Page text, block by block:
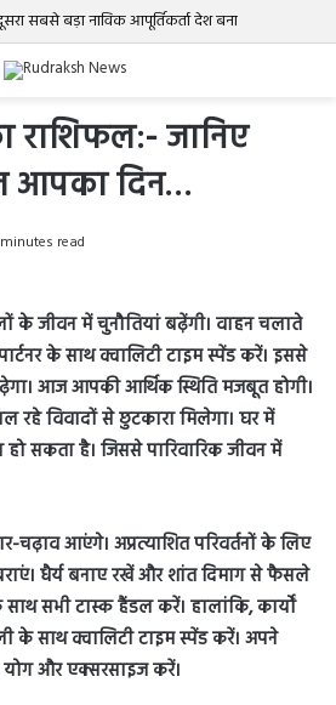
सबसे बड़ा नाविक आपूर्तिकर्ता देश बना
राशिफल:- जानिए
आपका दिन…
read
के जीवन में चुनौतियां बढ़ेंगी। वाहन चलाते
के साथ क्वालिटी टाइम स्पेंड करें। इससे
आज आपकी आर्थिक स्थिति मजबूत होगी।
विवादों से छुटकारा मिलेगा। घर में
सकता है। जिससे पारिवारिक जीवन में
चढ़ाव आएंगे। अप्रत्याशित परिवर्तनों के लिए
धैर्य बनाए रखें और शांत दिमाग से फैसले
सभी टास्क हैंडल करें। हालांकि, कार्यों
के साथ क्वालिटी टाइम स्पेंड करें। अपने
योग और एक्सरसाइज करें।